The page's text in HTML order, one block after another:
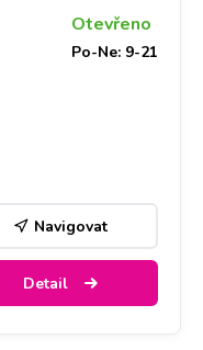
Otevřeno
Po-Ne: 9-21
Navigovat
Detail